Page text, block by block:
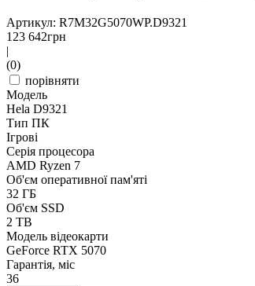
Артикул: R7M32G5070WP.D9321
123 642грн
|
(0)
порівняти
Модель
Hela D9321
Тип ПК
Ігрові
Серія процесора
AMD Ryzen 7
Об'єм оперативної пам'яті
32 ГБ
Об'єм SSD
2 TB
Модель відеокарти
GeForce RTX 5070
Гарантія, міс
36